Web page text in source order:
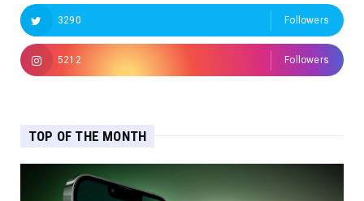
3290 Followers
5212 Followers
TOP OF THE MONTH